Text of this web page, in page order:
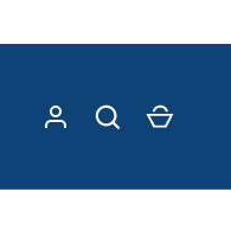
Se connecter
Recherche
Panier